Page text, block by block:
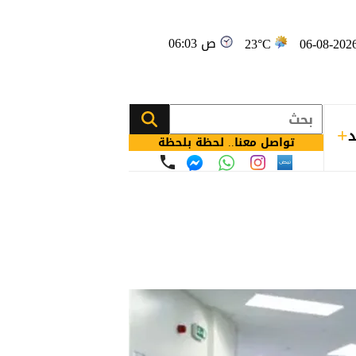
23°C 06:03 ص
تواصل معنا.. لحظة بلحظة